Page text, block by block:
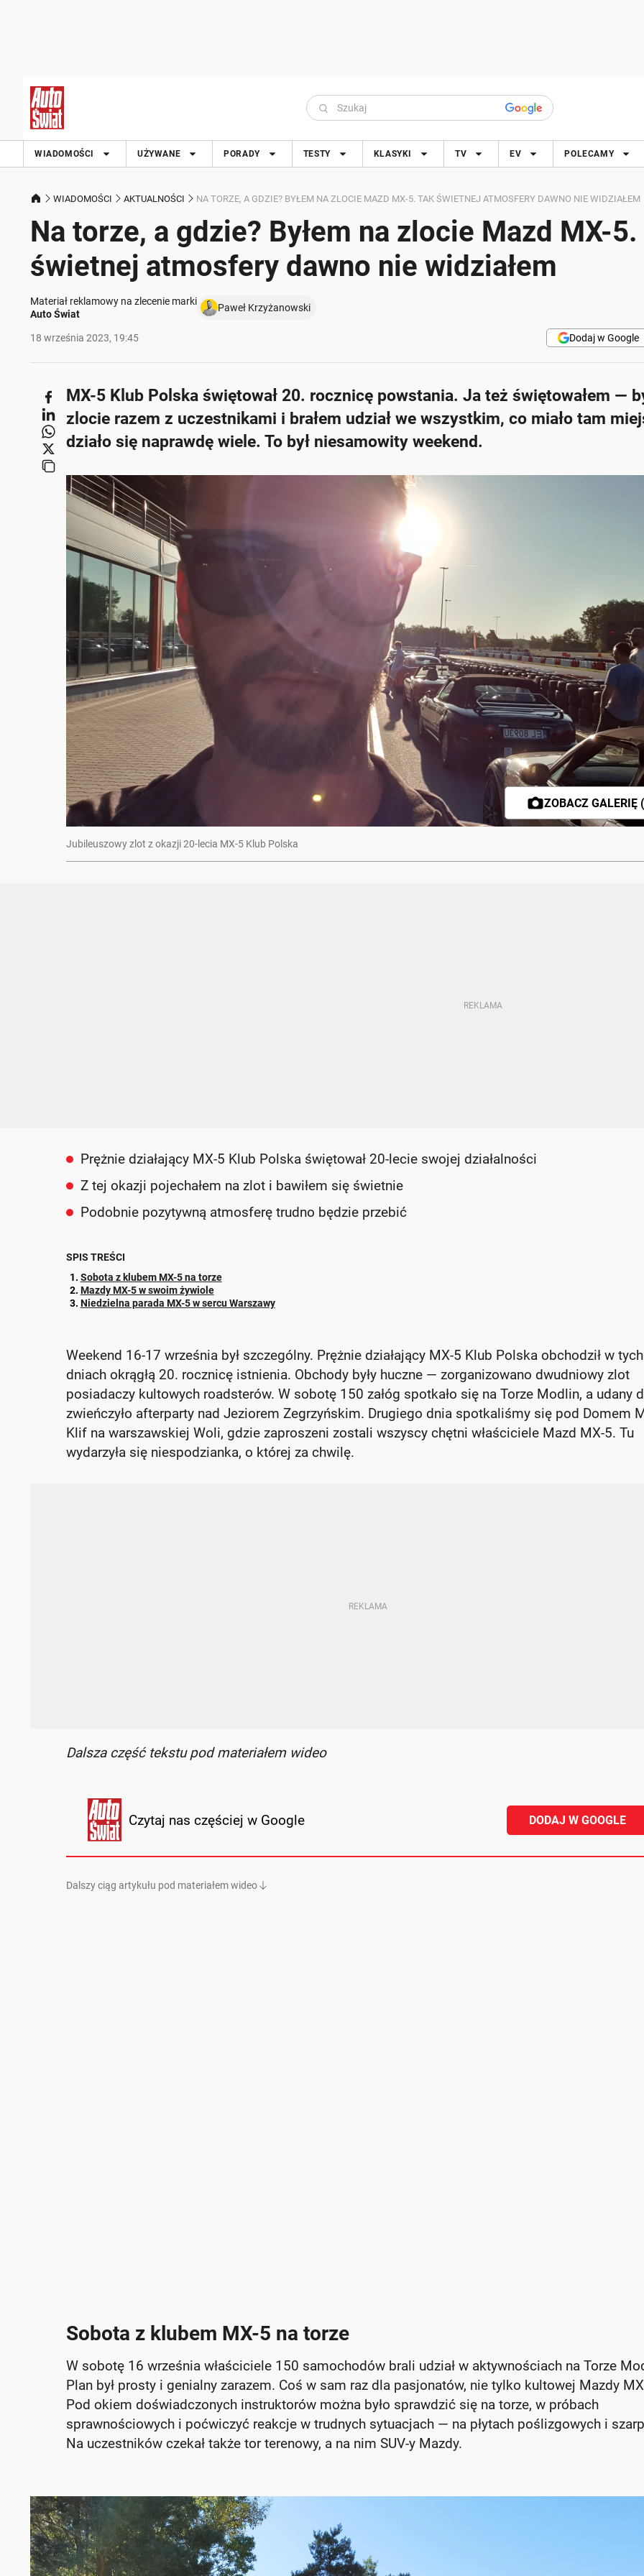
WIADOMOŚCI UŻYWANE PORADY TESTY KLASYKI TV EV POLECAMY
WIADOMOŚCI AKTUALNOŚCI NA TORZE, A GDZIE? BYŁEM NA ZLOCIE MAZD MX-5. TAK ŚWIETNEJ ATMOSFERY DAWNO NIE WIDZIAŁEM
Na torze, a gdzie? Byłem na zlocie Mazd MX-5.
świetnej atmosfery dawno nie widziałem
Materiał reklamowy na zlecenie marki
Auto Świat
Paweł Krzyżanowski
18 września 2023, 19:45 Dodaj w Google
MX-5 Klub Polska świętował 20. rocznicę powstania. Ja też świętowałem —
zlocie razem z uczestnikami i brałem udział we wszystkim, co miało tam
działo się naprawdę wiele. To był niesamowity weekend.
ZOBACZ GALERIĘ
Jubileuszowy zlot z okazji 20-lecia MX-5 Klub Polska
Prężnie działający MX-5 Klub Polska świętował 20-lecie swojej działalności
Z tej okazji pojechałem na zlot i bawiłem się świetnie
Podobnie pozytywną atmosferę trudno będzie przebić
SPIS TREŚCI
Sobota z klubem MX-5 na torze
Mazdy MX-5 w swoim żywiole
Niedzielna parada MX-5 w sercu Warszawy
Weekend 16-17 września był szczególny. Prężnie działający MX-5 Klub Polska obchodził w tych
dniach okrągłą 20. rocznicę istnienia. Obchody były huczne — zorganizowano dwudniowy zlot
posiadaczy kultowych roadsterów. W sobotę 150 załóg spotkało się na Torze Modlin, a udany
zwieńczyło afterparty nad Jeziorem Zegrzyńskim. Drugiego dnia spotkaliśmy się pod Domem
Klif na warszawskiej Woli, gdzie zaproszeni zostali wszyscy chętni właściciele Mazd MX-5. Tu
wydarzyła się niespodzianka, o której za chwilę.
Dalsza część tekstu pod materiałem wideo
Czytaj nas częściej w Google DODAJ W GOOGLE
Dalszy ciąg artykułu pod materiałem wideo
Sobota z klubem MX-5 na torze
W sobotę 16 września właściciele 150 samochodów brali udział w aktywnościach na Torze
Plan był prosty i genialny zarazem. Coś w sam raz dla pasjonatów, nie tylko kultowej Mazdy
Pod okiem doświadczonych instruktorów można było sprawdzić się na torze, w próbach
sprawnościowych i poćwiczyć reakcje w trudnych sytuacjach — na płytach poślizgowych i
Na uczestników czekał także tor terenowy, a na nim SUV-y Mazdy.